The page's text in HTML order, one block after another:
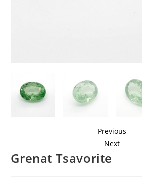
Previous
Next
Grenat Tsavorite